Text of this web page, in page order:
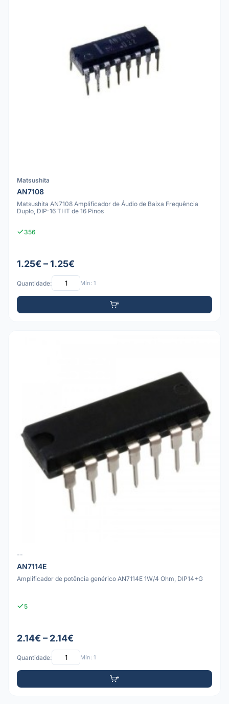
Matsushita
AN7108
Matsushita AN7108 Amplificador de Áudio de Baixa Frequência
Duplo, DIP-16 THT de 16 Pinos
356
1.25€ – 1.25€
Quantidade: Mín: 1
--
AN7114E
Amplificador de potência genérico AN7114E 1W/4 Ohm, DIP14+G
5
2.14€ – 2.14€
Quantidade: Mín: 1